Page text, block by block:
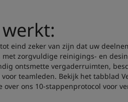
eind zeker van zijn dat uw
zorgvuldige reinigings- en
ontsmette vergaderruimten,
teamleden. Bekijk het tabblad
over ons 10-stappenprotocol voor